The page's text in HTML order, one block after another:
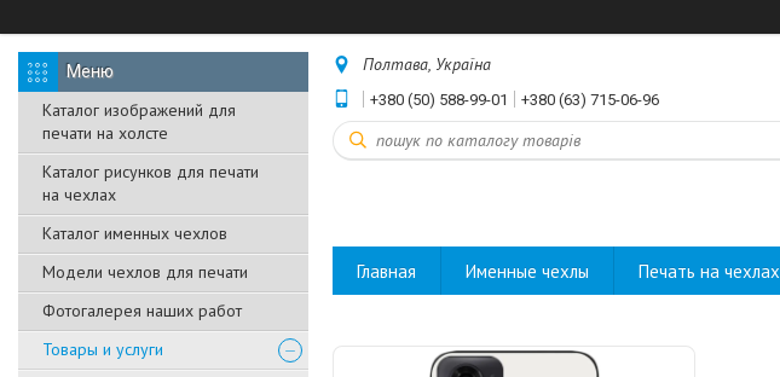
Каталог изображений для
печати на холсте
Каталог рисунков для печати
на чехлах
Каталог именных чехлов
Модели чехлов для печати
Фотогалерея наших работ
Товары и услуги
Полтава, Україна
+380 (50) 588-99-01 +380 (63) 715-06-96
Главная Именные чехлы Печать на чехлах